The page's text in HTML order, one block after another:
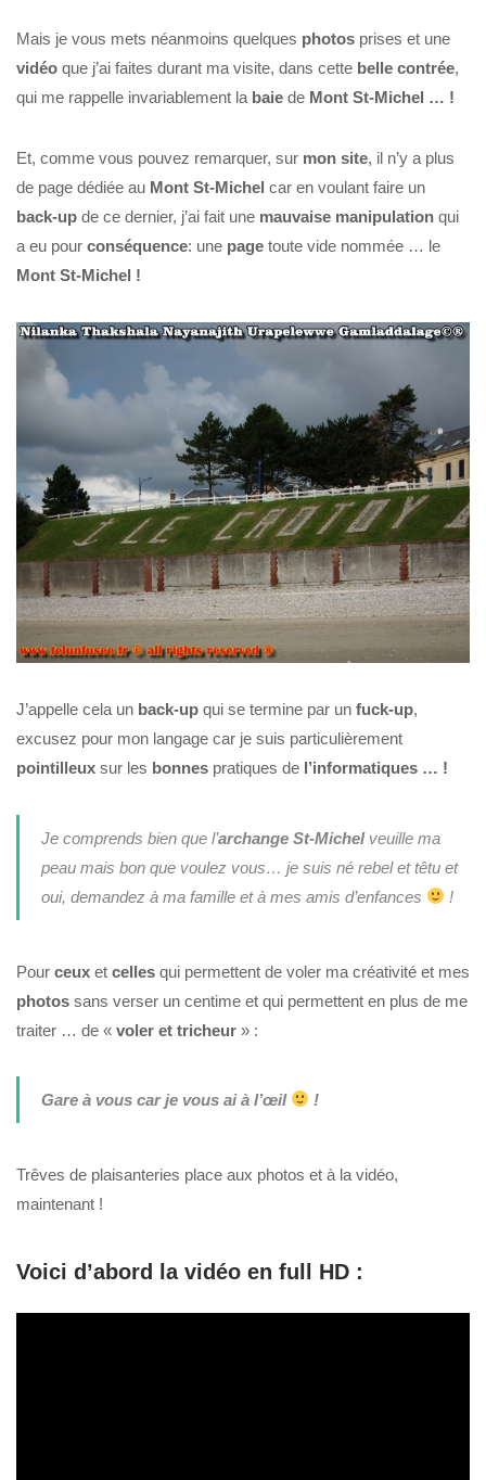
Mais je vous mets néanmoins quelques photos prises et une
vidéo que j’ai faites durant ma visite, dans cette belle contrée,
qui me rappelle invariablement la baie de Mont St-Michel … !
Et, comme vous pouvez remarquer, sur mon site, il n’y a plus
de page dédiée au Mont St-Michel car en voulant faire un
back-up de ce dernier, j’ai fait une mauvaise manipulation qui
a eu pour conséquence: une page toute vide nommée … le
Mont St-Michel !
J’appelle cela un back-up qui se termine par un fuck-up,
excusez pour mon langage car je suis particulièrement
pointilleux sur les bonnes pratiques de l’informatiques … !
Je comprends bien que l’archange St-Michelveuille ma
peau mais bon que voulez vous… je suis né rebel et têtu et
oui, demandez à ma famille et à mes amis d’enfances
!
Pour ceux et celles qui permettent de voler ma créativité et mes
photos sans verser un centime et qui permettent en plus de me
traiter … de « voler et tricheur » :
Gare à vous car je vous ai à l’œil !
Trêves de plaisanteries place aux photos et à la vidéo,
maintenant !
Voici d’abord la vidéo en full HD :